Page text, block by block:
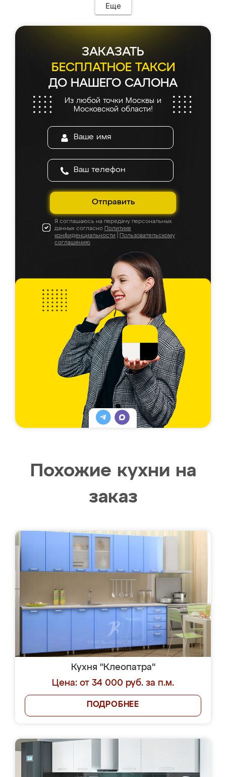
Еще
ЗАКАЗАТЬ
БЕСПЛАТНОЕ ТАКСИ
ДО НАШЕГО САЛОНА
Из любой точки Москвы и
Московской области!
Отправить
Я соглашаюсь на передачу персональных
данных согласно Политике
конфиденциальности
Пользовательскому
соглашению
Похожие кухни на
заказ
Кухня "Клеопатра"
Цена: от 34 000 руб. за п.м.
ПОДРОБНЕЕ